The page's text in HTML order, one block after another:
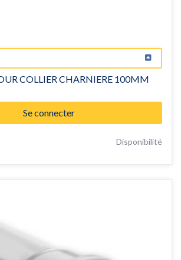
COLLIER CHARNIERE 100MM
Se connecter
Disponibilité